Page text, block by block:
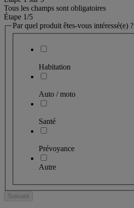
Tous les champs sont obligatoires
Étape 1/5
Par quel produit êtes-vous intéressé(e) ?
Habitation
Auto / moto
Santé
Prévoyance
Autre
Suivant